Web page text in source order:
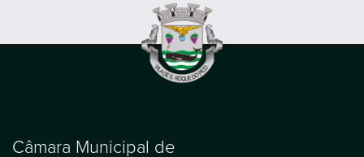
Câmara Municipal de